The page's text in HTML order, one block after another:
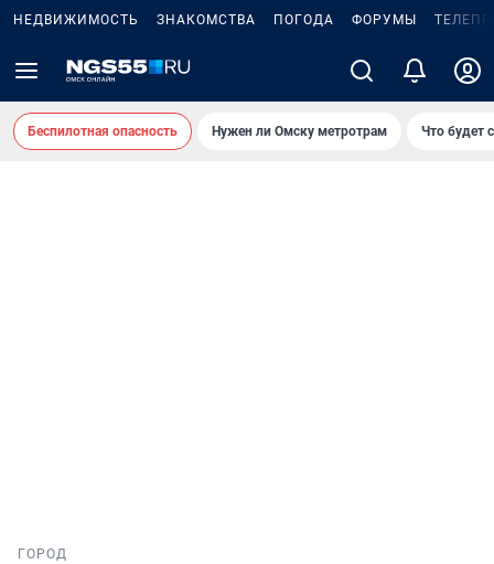
НЕДВИЖИМОСТЬ ЗНАКОМСТВА ПОГОДА ФОРУМЫ
Беспилотная опасность Нужен ли Омску метротрам Что будет
ГОРОД